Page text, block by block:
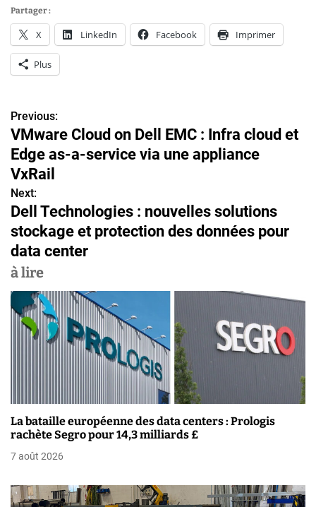
Partager :
X LinkedIn Facebook Imprimer
Plus
N
a
v
i
g
a
t
i
e
l
a
Previous:
VMware Cloud on Dell EMC : Infra cloud et
Edge as-a-service via une appliance
VxRail
Next:
Dell Technologies : nouvelles solutions
stockage et protection des données pour
data center
à lire
La bataille européenne des data centers : Prologis
rachète Segro pour 14,3 milliards £
7 août 2026